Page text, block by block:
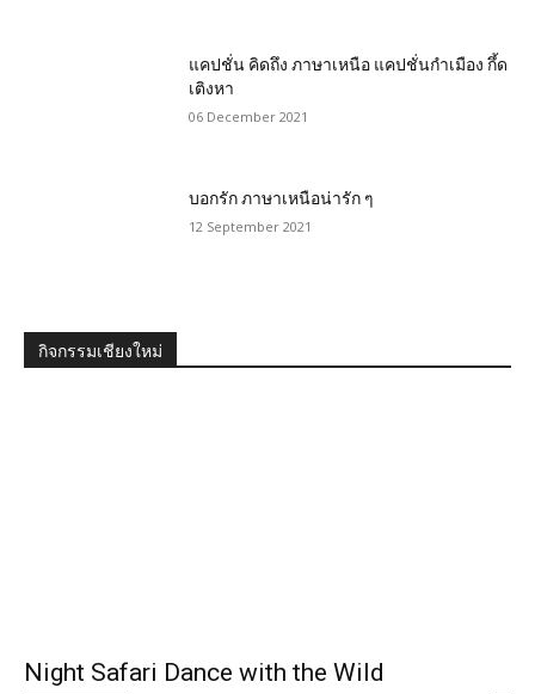
แคปชั่น คิดถึง ภาษาเหนือ แคปชั่นกำเมือง กึ้ด
เติงหา
06 December 2021
บอกรัก ภาษาเหนือน่ารัก ๆ
12 September 2021
กิจกรรมเชียงใหม่
Night Safari Dance with the Wild